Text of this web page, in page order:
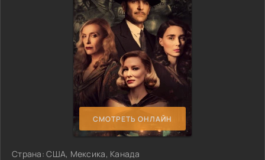
СМОТРЕТЬ ОНЛАЙН
Страна: США, Мексика, Канада